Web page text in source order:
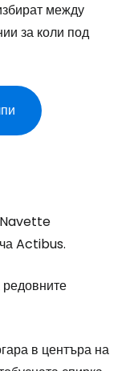
между
за коли под
Actibus.
редовните
в центъра на